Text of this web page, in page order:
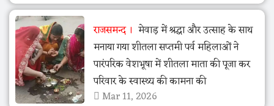
राजसमन्द
मेवाड़ में श्रद्धा और उत्साह के साथ
मनाया गया शीतला सप्तमी पर्व महिलाओं ने
पारंपरिक वेशभूषा में शीतला माता की पूजा कर
परिवार के स्वास्थ्य की कामना की
Mar 11, 2026